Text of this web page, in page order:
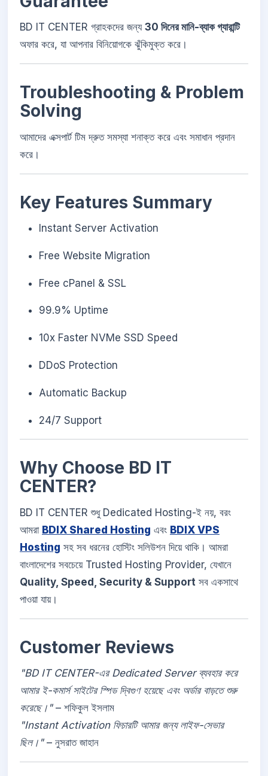
BD IT CENTER গ্রাহকদের জন্য 30 দিনের মানি-ব্যাক গ্যারান্টি
অফার করে, যা আপনার বিনিয়োগকে ঝুঁকিমুক্ত করে।
Troubleshooting & Problem
Solving
আমাদের এক্সপার্ট টিম দ্রুত সমস্যা শনাক্ত করে এবং সমাধান প্রদান
করে।
Key Features Summary
Instant Server Activation
Free Website Migration
Free cPanel & SSL
99.9% Uptime
10x Faster NVMe SSD Speed
DDoS Protection
Automatic Backup
24/7 Support
Why Choose BD IT
CENTER?
BD IT CENTER শুধু Dedicated Hosting-ই নয়, বরং
আমরা BDIX Shared Hosting এবং BDIX VPS
Hosting সহ সব ধরনের হোস্টিং সলিউশন দিয়ে থাকি। আমরা
বাংলাদেশের সবচেয়ে Trusted Hosting Provider, যেখানে
Quality, Speed, Security & Support সব একসাথে
পাওয়া যায়।
Customer Reviews
"BD IT CENTER-এর Dedicated Server ব্যবহার করে
আমার ই-কমার্স সাইটের স্পিড দ্বিগুণ হয়েছে এবং অর্ডার বাড়তে শুরু
করেছে।"– শফিকুল ইসলাম
"Instant Activation ফিচারটি আমার জন্য লাইফ-সেভার
ছিল।"– নুসরাত জাহান